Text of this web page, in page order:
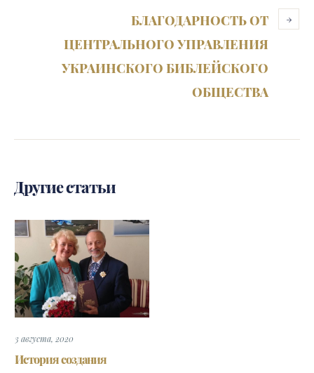
БЛАГОДАРНОСТЬ ОТ
ЦЕНТРАЛЬНОГО УПРАВЛЕНИЯ
УКРАИНСКОГО БИБЛЕЙСКОГО
ОБЩЕСТВА
Другие статьи
3 августа, 2020
История создания